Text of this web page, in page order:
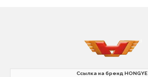
Ссылка на бренд HONGYE